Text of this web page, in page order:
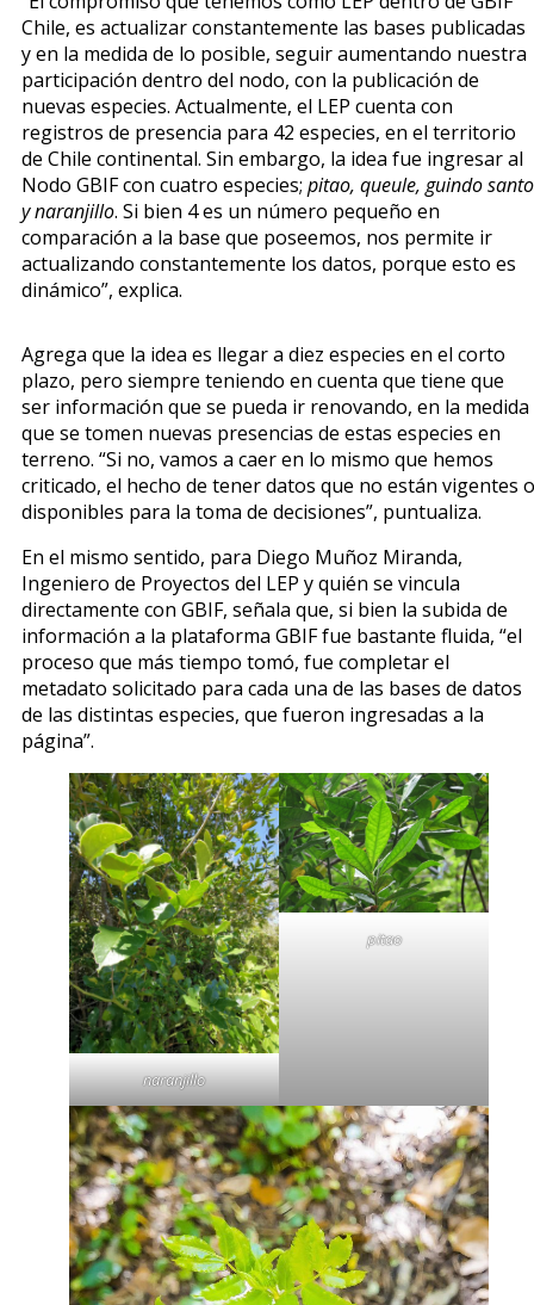
Chile, es actualizar constantemente las bases publicadas
y en la medida de lo posible, seguir aumentando nuestra
participación dentro del nodo, con la publicación de
nuevas especies. Actualmente, el LEP cuenta con
registros de presencia para 42 especies, en el territorio
de Chile continental. Sin embargo, la idea fue ingresar al
Nodo GBIF con cuatro especies; pitao, queule, guindo santo
y naranjillo. Si bien 4 es un número pequeño en
comparación a la base que poseemos, nos permite ir
actualizando constantemente los datos, porque esto es
dinámico”, explica.
Agrega que la idea es llegar a diez especies en el corto
plazo, pero siempre teniendo en cuenta que tiene que
ser información que se pueda ir renovando, en la medida
que se tomen nuevas presencias de estas especies en
terreno. “Si no, vamos a caer en lo mismo que hemos
criticado, el hecho de tener datos que no están vigentes o
disponibles para la toma de decisiones”, puntualiza.
En el mismo sentido, para Diego Muñoz Miranda,
Ingeniero de Proyectos del LEP y quién se vincula
directamente con GBIF, señala que, si bien la subida de
información a la plataforma GBIF fue bastante fluida, “el
proceso que más tiempo tomó, fue completar el
metadato solicitado para cada una de las bases de datos
de las distintas especies, que fueron ingresadas a la
página”.
naranjillo
pitao